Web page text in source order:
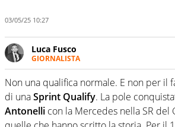
03/05/25 10:27
Luca Fusco
GIORNALISTA
Giornalista multimediale. Quando
lui sgasa, impenna, derapa. E
sul podio
Non una qualifica normale. E non per il
di unaSprint Qualify. La pole
Antonelli con la Mercedes nella SR del